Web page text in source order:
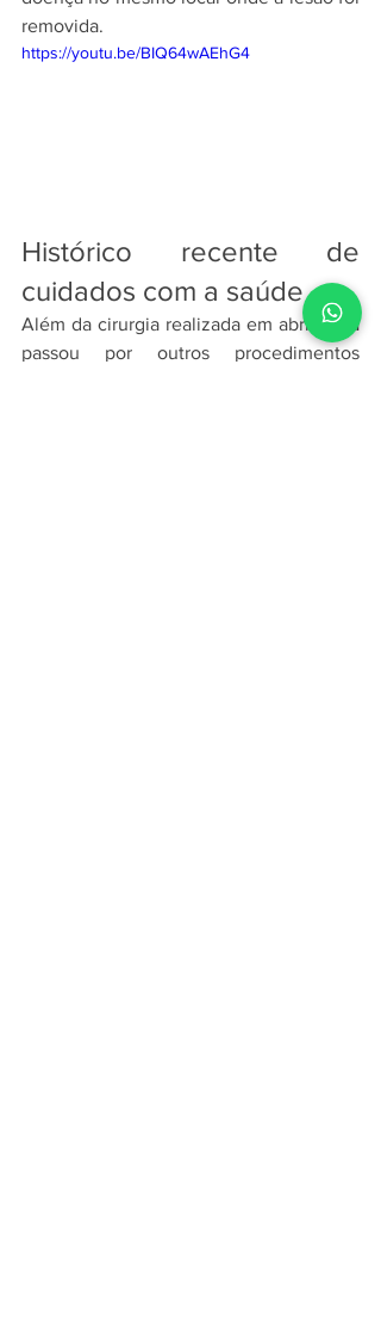
removida.
https://youtu.be/BIQ64wAEhG4
Histórico recente de
cuidados com a saúde
Além da cirurgia realizada em abril, Lula
passou por outros procedimentos